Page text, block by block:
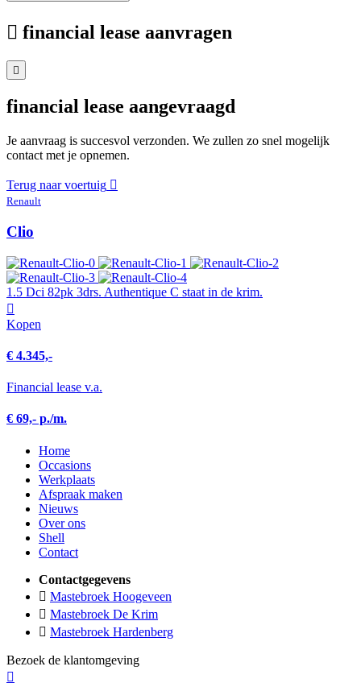
financial lease aanvragen
financial lease aangevraagd
Je aanvraag is succesvol verzonden. We zullen zo snel mogelijk
contact met je opnemen.
Terug naar voertuig
Renault
Clio
1.5 Dci 82pk 3drs. Authentique C staat in de krim.
Kopen
€ 4.345,-
Financial lease v.a.
€ 69,- p./m.
Home
Occasions
Werkplaats
Afspraak maken
Nieuws
Over ons
Shell
Contact
Contactgegevens
Mastebroek Hoogeveen
Mastebroek De Krim
Mastebroek Hardenberg
Bezoek de klantomgeving